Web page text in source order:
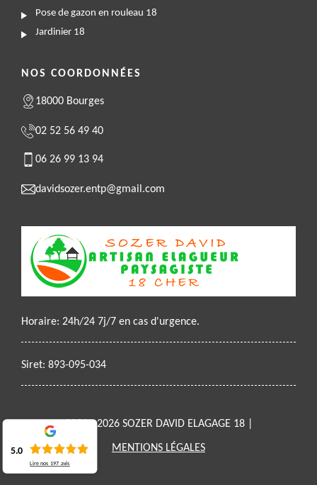
Pose de gazon en rouleau 18
Jardinier 18
NOS COORDONNÉES
18000 Bourges
02 52 56 49 40
06 26 99 13 94
davidsozer.entp@gmail.com
Horaire: 24h/24 7j/7 en cas d'urgence.
Siret: 893-095-034
2021 - 2026 SOZER DAVID ELAGAGE 18 |
MENTIONS LÉGALES
5.0
Lire nos197 avis